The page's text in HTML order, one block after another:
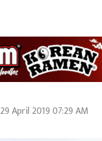
29 April 2019 07:29 AM